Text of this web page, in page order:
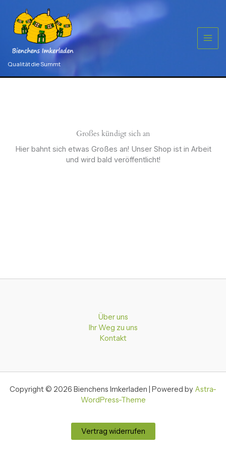
Inhalt
springen
Qualität die Summt
Großes kündigt sich an
Hier bahnt sich etwas Großes an! Unser Shop ist in Arbeit
und wird bald veröffentlicht!
Über uns
Ihr Weg zu uns
Kontakt
Copyright © 2026 Bienchens Imkerladen | Powered by Astra-
WordPress-Theme
Vertrag widerrufen